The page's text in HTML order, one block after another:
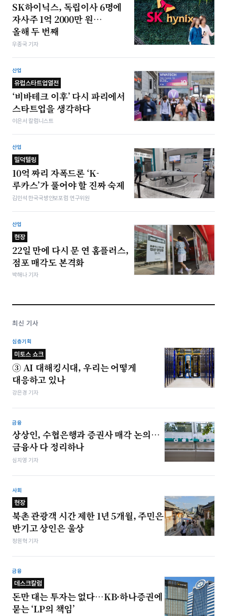
SK하이닉스, 독립이사 6명에
자사주 1억 2000만 원…
올해 두 번째
우종국 기자
산업
유럽스타트업열전
‘비바테크 이후’ 다시 파리에서
스타트업을 생각하다
이은서 칼럼니스트
산업
밀덕텔링
10억 짜리 자폭드론 ‘K-
루카스’가 풀어야 할 진짜 숙제
김민석 한국국방안보포럼 연구위원
산업
현장
22일 만에 다시 문 연 홈플러스,
점포 매각도 본격화
박해나 기자
최신 기사
심층기획
미토스 쇼크
③ AI 대해킹시대, 우리는 어떻게
대응하고 있나
강은경 기자
금융
상상인, 수협은행과 증권사 매각 논의…
금융사 다 정리하나
심지영 기자
사회
현장
북촌 관광객 시간 제한 1년 5개월, 주민은
반기고 상인은 울상
정원혁 기자
금융
데스크칼럼
돈만 대는 투자는 없다…KB·하나증권에
묻는 ‘LP의 책임’